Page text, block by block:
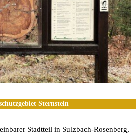
Sternstein
Stadtteil in Sulzbach-Rosenberg,